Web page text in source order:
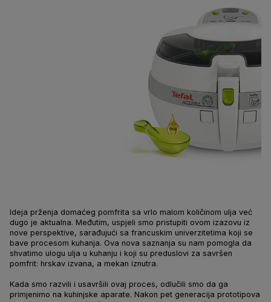
Ideja prženja domaćeg pomfrita sa vrlo malom količinom ulja već
dugo je aktualna. Međutim, uspjeli smo pristupiti ovom izazovu iz
nove perspektive, sarađujući sa francuskim univerzitetima koji se
bave procesom kuhanja. Ova nova saznanja su nam pomogla da
shvatimo ulogu ulja u kuhanju i koji su preduslovi za savršen
pomfrit: hrskav izvana, a mekan iznutra.
Kada smo razvili i usavršili ovaj proces, odlučili smo da ga
primjenimo na kuhinjske aparate. Nakon pet generacija prototipova